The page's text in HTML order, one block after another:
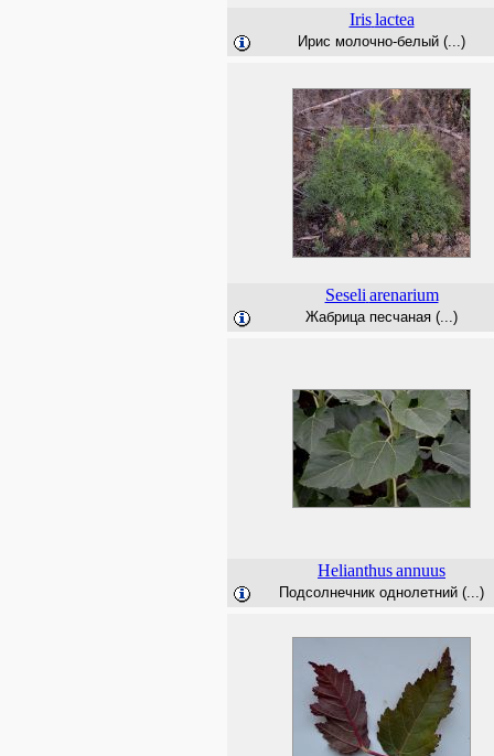
Iris lactea
Ирис молочно-белый (...)
Seseli arenarium
Жабрица песчаная (...)
Helianthusannuus
Подсолнечник однолетний (...)